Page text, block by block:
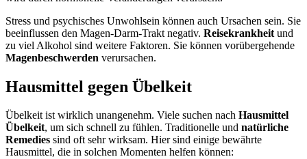
Stress und psychisches Unwohlsein können auch Ursachen sein. Sie
beeinflussen den Magen-Darm-Trakt negativ. Reisekrankheit und
zu viel Alkohol sind weitere Faktoren. Sie können vorübergehende
Magenbeschwerden verursachen.
Hausmittel gegen Übelkeit
Übelkeit ist wirklich unangenehm. Viele suchen nach Hausmittel
Übelkeit, um sich schnell zu fühlen. Traditionelle und natürliche
Remedies sind oft sehr wirksam. Hier sind einige bewährte
Hausmittel, die in solchen Momenten helfen können: